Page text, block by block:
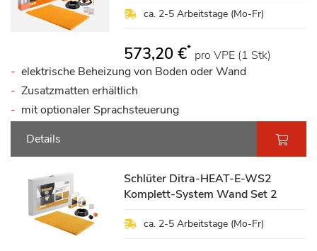
ca. 2-5 Arbeitstage (Mo-Fr)
573,20 €* pro VPE (1 Stk)
elektrische Beheizung von Boden oder Wand
Zusatzmatten erhältlich
mit optionaler Sprachsteuerung
Details
Schlüter Ditra-HEAT-E-WS2
Komplett-System Wand Set 2
ca. 2-5 Arbeitstage (Mo-Fr)